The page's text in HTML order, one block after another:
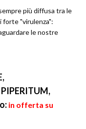
più diffusa tra le
forte "virulenza":
le nostre
in offerta su